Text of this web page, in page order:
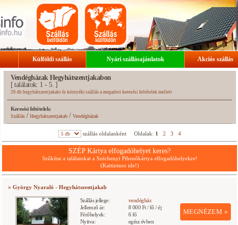
Külföldi szállás Nyári szállásajánlatok Akciós szállás
Vendégházak Hegyhátszentjakabon
[ találatok: 1 - 5. ]
20 db hegyhátszentjakabi és környéki szállás a megadott keresési feltételek mellett
Keresési feltételek:
Szállás/ Hegyhátszentjakab/Vendégházak
szállás oldalanként Oldalak: 1 2 3 4
SZÉP Kártya elfogadóhelyet keres?
Szűkítse a találatokat a Széchenyi Pihenőkártya elfogadóhelyekre!
(Kattintson ide!)
» György Nyaraló - Hegyhátszentjakab
Szállás jellege: vendégház
MEGNÉZEM »
Jellemző ár:
8 000 Ft / fő / éj
Férőhelyek:
6 fő
Nyitva:
egész évben